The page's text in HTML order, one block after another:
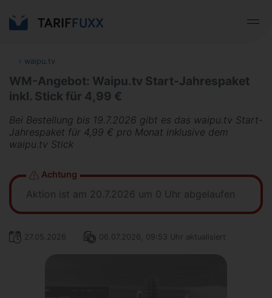
‹ waipu.tv
WM-Angebot: Waipu.tv Start-Jahrespaket
inkl. Stick für 4,99 €
Bei Bestellung bis 19.7.2026 gibt es das waipu.tv Start-
Jahrespaket für 4,99 € pro Monat inklusive dem
waipu.tv Stick
Achtung
Aktion ist am 20.7.2026 um 0 Uhr abgelaufen
27.05.2026 06.07.2026, 09:53 Uhr aktualisiert